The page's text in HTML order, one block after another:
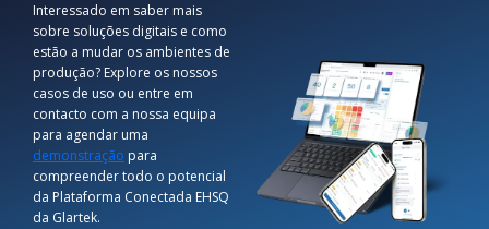
Interessado em saber mais
sobre soluções digitais e como
estão a mudar os ambientes de
produção? Explore os nossos
casos de uso ou entre em
contacto com a nossa equipa
para agendar uma
demonstração para
compreender todo o potencial
da Plataforma Conectada EHSQ
da Glartek.